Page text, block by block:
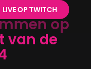
LIVE OP TWITCH
op
van de